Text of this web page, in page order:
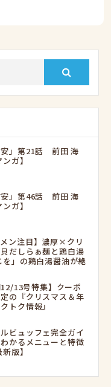
安」第21話 前田 海
ガ】
安」第46話 前田 海
ガ】
メン注目】濃厚×クリ
だしらぁ麺と鶏白湯
を」の鶏白湯醤油が絶
12/13号特集】クーポ
の『クリスマス＆年
トク情報』
ビュッフェ完全ガイ
かるメニューと特徴
版】